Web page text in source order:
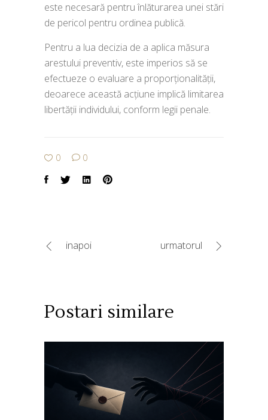
este necesară pentru înlăturarea unei stări
de pericol pentru ordinea publică.
Pentru a lua decizia de a aplica măsura
arestului preventiv, este imperios să se
efectueze o evaluare a proporționalității,
deoarece această acțiune implică limitarea
libertății individului, conform legii penale.
0 0
inapoi urmatorul
Postari similare